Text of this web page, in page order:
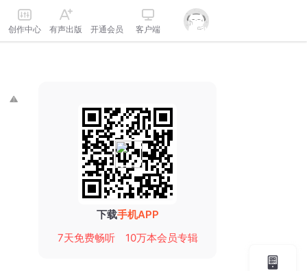
创作中心 有声出版 开通会员 客户端
下载手机APP
7天免费畅听
10万本会员专辑